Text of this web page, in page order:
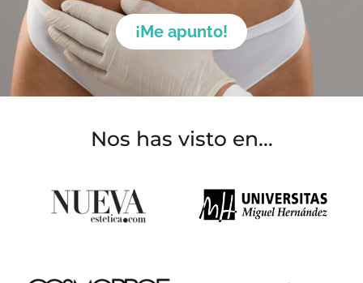
¡Me apunto!
Nos has visto en...